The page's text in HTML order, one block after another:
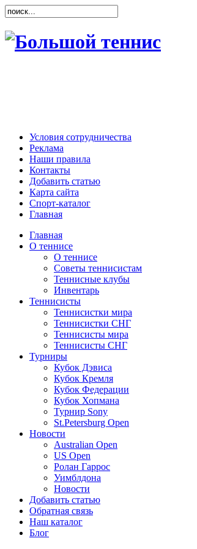
Условия сотрудничества
Реклама
Наши правила
Контакты
Добавить статью
Карта сайта
Спорт-каталог
Главная
Главная
О теннисе
О теннисе
Советы теннисистам
Теннисные клубы
Инвентарь
Теннисисты
Теннисистки мира
Теннисистки СНГ
Теннисисты мира
Теннисисты СНГ
Турниры
Кубок Дэвиса
Кубок Кремля
Кубок Федерации
Кубок Хопмана
Турнир Sony
St.Petersburg Open
Новости
Australian Open
US Open
Ролан Гаррос
Уимблдона
Новости
Добавить статью
Обратная связь
Наш каталог
Блог